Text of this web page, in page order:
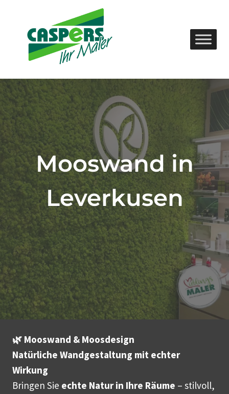
springen
Mooswand in
Leverkusen
🌿 Mooswand & Moosdesign
Natürliche Wandgestaltung mit echter
Wirkung
Bringen Sie echte Natur in Ihre Räume – stilvoll,